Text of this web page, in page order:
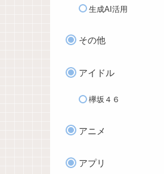
生成AI活用
その他
アイドル
欅坂４６
アニメ
アプリ